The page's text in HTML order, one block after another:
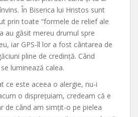
În Biserica lui Hristos sunt
prin toate “formele de relief ale
au găsit mereu drumul spre
iar GPS-îl lor a fost cântarea de
pline de credință. Când
luminează calea.
ce este aceea o alergie, nu-i
o disprețuiam, credeam că e
de când am simțit-o pe pielea